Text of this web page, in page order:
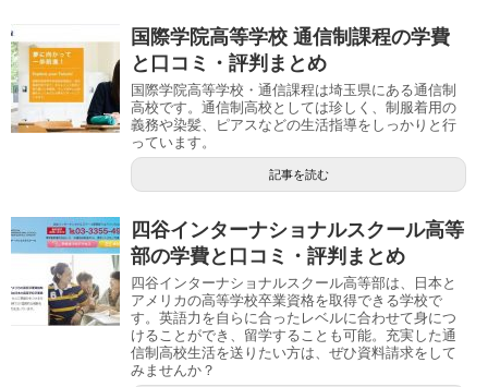
国際学院高等学校 通信制課程の学費
と口コミ・評判まとめ
国際学院高等学校・通信課程は埼玉県にある通信制
高校です。通信制高校としては珍しく、制服着用の
義務や染髪、ピアスなどの生活指導をしっかりと行
っています。
記事を読む
四谷インターナショナルスクール高等
部の学費と口コミ・評判まとめ
四谷インターナショナルスクール高等部は、日本と
アメリカの高等学校卒業資格を取得できる学校で
す。英語力を自らに合ったレベルに合わせて身につ
けることができ、留学することも可能。充実した通
信制高校生活を送りたい方は、ぜひ資料請求をして
みませんか？